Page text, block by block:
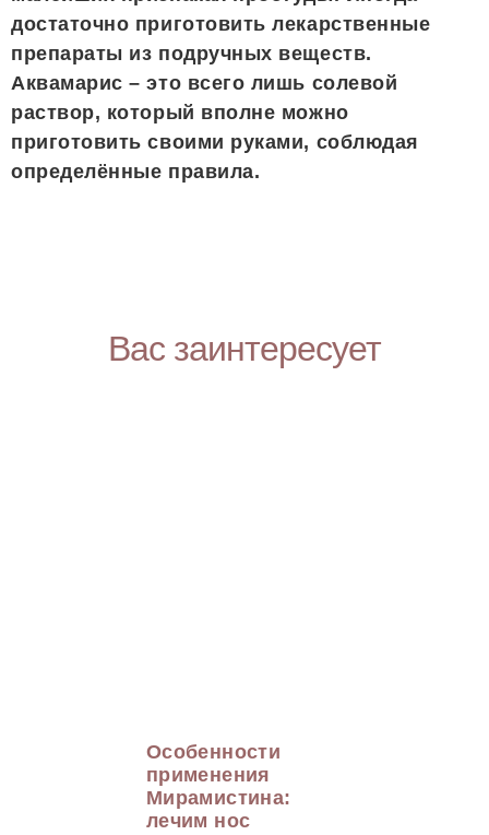
достаточно приготовить лекарственные
препараты из подручных веществ.
Аквамарис – это всего лишь солевой
раствор, который вполне можно
приготовить своими руками, соблюдая
определённые правила.
Вас заинтересует
Особенности
применения
Мирамистина:
лечим нос